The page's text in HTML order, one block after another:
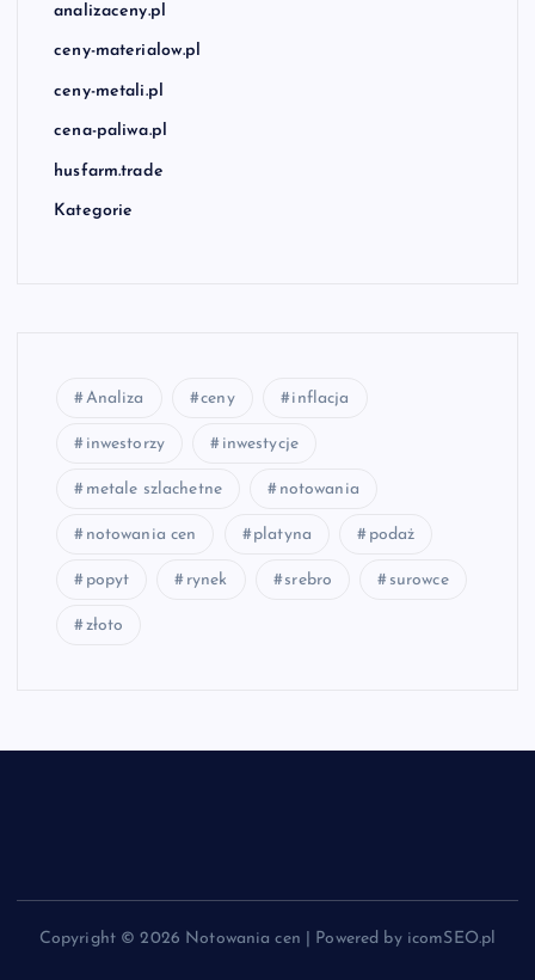
analizaceny.pl
ceny-materialow.pl
ceny-metali.pl
cena-paliwa.pl
husfarm.trade
Kategorie
Analiza ceny inflacja
inwestorzy inwestycje
metale szlachetne notowania
notowania cen platyna podaż
popyt rynek srebro surowce
złoto
Copyright © 2026 Notowania cen | Powered by icomSEO.pl